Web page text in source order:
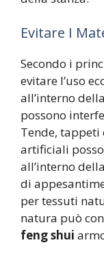
Evitare I
Secondo i
evitare l’uso
all’interno
possono
Tende,
artificiali
all’interno
di
per tessuti
natura può
feng shui